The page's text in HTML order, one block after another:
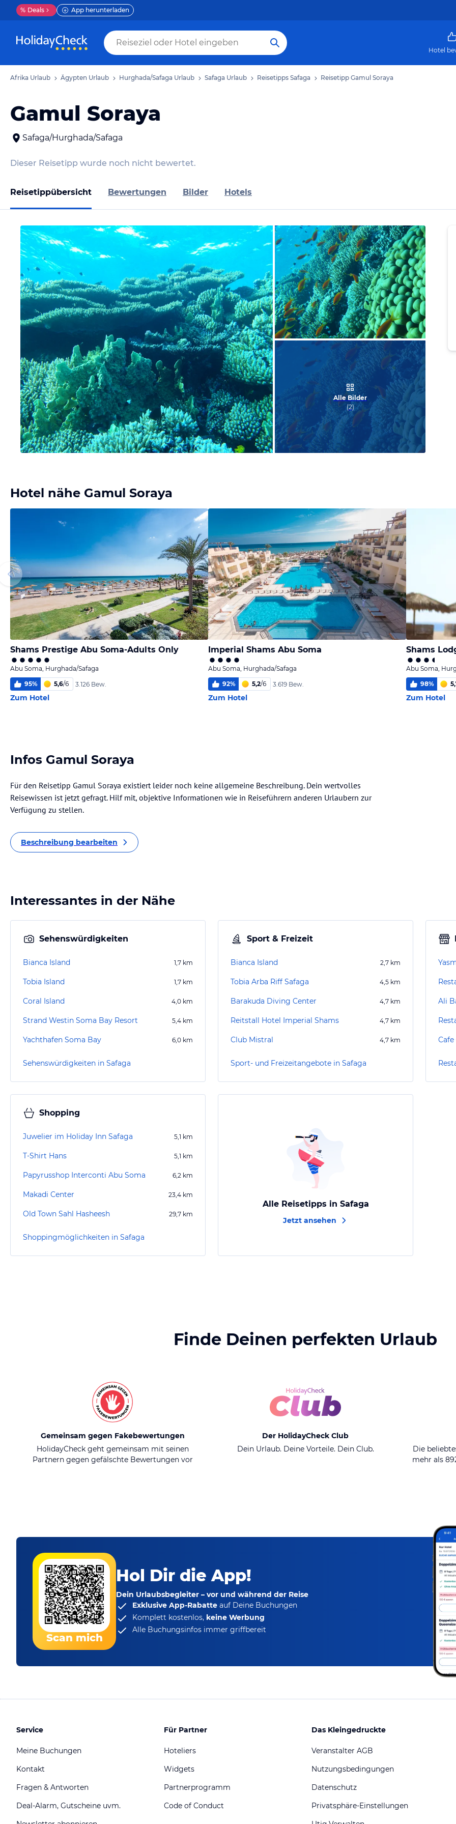
% Deals App herunterladen
Hotel
Afrika Urlaub Ägypten Urlaub Hurghada/Safaga Urlaub Safaga Urlaub Reisetipps Safaga Reisetipp Gamul Soraya
Gamul Soraya
Safaga/Hurghada/Safaga
Dieser Reisetipp wurde noch nicht bewertet.
Reisetippübersicht Bewertungen Bilder Hotels
von Angie
Alle Bilder
(2)
Hotel nähe Gamul Soraya
Shams Prestige Abu Soma-Adults Only
Abu Soma, Hurghada/Safaga
95% 5,6/6 3.126 Bew.
Zum Hotel
Imperial Shams Abu Soma
Abu Soma, Hurghada/Safaga
92% 5,2/6 3.619 Bew.
Zum Hotel
Shams
Abu Soma,
98%
Zum Hotel
Infos Gamul Soraya
Für den Reisetipp Gamul Soraya existiert leider noch keine allgemeine Beschreibung. Dein wertvolles
Reisewissen ist jetzt gefragt. Hilf mit, objektive Informationen wie in Reiseführern anderen Urlaubern zur
Verfügung zu stellen.
Beschreibung bearbeiten
Interessantes in der Nähe
Sehenswürdigkeiten
Bianca Island 1,7 km
Tobia Island 1,7 km
Coral Island 4,0 km
Strand Westin Soma Bay Resort 5,4 km
Yachthafen Soma Bay 6,0 km
Sehenswürdigkeiten in Safaga
Sport & Freizeit
Bianca Island 2,7 km
Tobia Arba Riff Safaga 4,5 km
Barakuda Diving Center 4,7 km
Reitstall Hotel Imperial Shams 4,7 km
Club Mistral 4,7 km
Sport- und Freizeitangebote in Safaga
Ali
Cafe
Shopping
Juwelier im Holiday Inn Safaga 5,1 km
T-Shirt Hans 5,1 km
Papyrusshop Interconti Abu Soma 6,2 km
Makadi Center 23,4 km
Old Town Sahl Hasheesh 29,7 km
Shoppingmöglichkeiten in Safaga
Alle Reisetipps in Safaga
Jetzt ansehen
Finde Deinen perfekten Urlaub
Gemeinsam gegen Fakebewertungen
HolidayCheck geht gemeinsam mit seinen
Partnern gegen gefälschte Bewertungen vor
Der HolidayCheck Club
Dein Urlaub. Deine Vorteile. Dein Club.
Die
mehr als
Scan mich
Hol Dir die App!
Dein Urlaubsbegleiter – vor und während der Reise
Exklusive App-Rabatte auf Deine Buchungen
Komplett kostenlos, keine Werbung
Alle Buchungsinfos immer griffbereit
Service
Meine Buchungen
Kontakt
Fragen & Antworten
Deal-Alarm, Gutscheine uvm.
Für Partner
Hoteliers
Widgets
Partnerprogramm
Code of Conduct
Das Kleingedruckte
Veranstalter AGB
Nutzungsbedingungen
Datenschutz
Privatsphäre-Einstellungen